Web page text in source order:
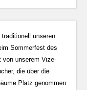
unseren
Sommerfest des
von unserem Vize-
die über die
Platz genommen